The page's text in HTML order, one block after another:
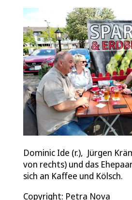
Dominic Ide (r.), Jürgen
von rechts) und das
sich an Kaffee und Kölsch.
Copyright: Petra Nova